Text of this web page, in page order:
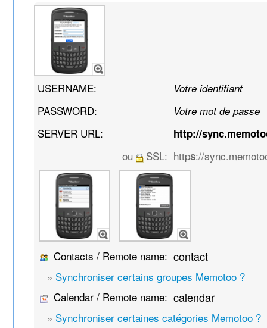
USERNAME: Votre identifiant
PASSWORD: Votre mot de passe
SERVER URL: http://
ou SSL: https://
Contacts / Remote name: contact
» Synchroniser certains groupes Memotoo ?
Calendar / Remote name: calendar
» Synchroniser certaines catégories Memotoo ?